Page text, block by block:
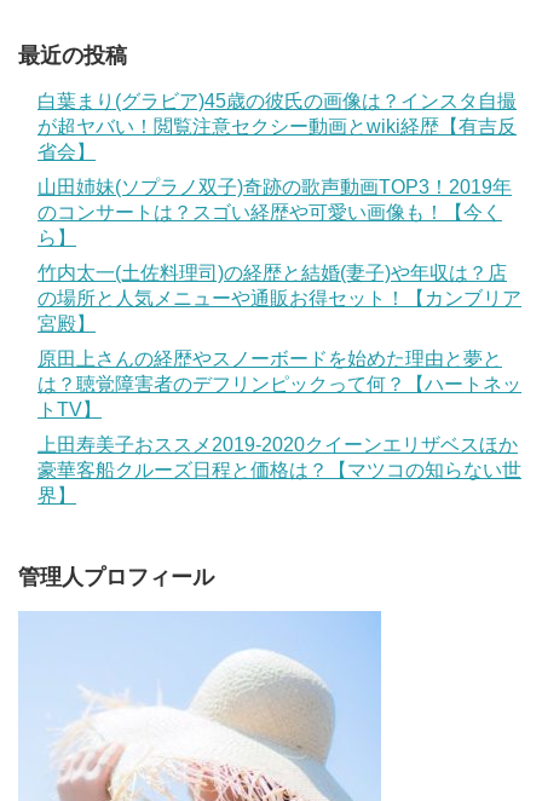
最近の投稿
白葉まり(グラビア)45歳の彼氏の画像は？インスタ自撮
が超ヤバい！閲覧注意セクシー動画とwiki経歴【有吉反
省会】
山田姉妹(ソプラノ双子)奇跡の歌声動画TOP3！2019年
のコンサートは？スゴい経歴や可愛い画像も！【今く
ら】
竹内太一(土佐料理司)の経歴と結婚(妻子)や年収は？店
の場所と人気メニューや通販お得セット！【カンブリア
宮殿】
原田上さんの経歴やスノーボードを始めた理由と夢と
は？聴覚障害者のデフリンピックって何？【ハートネッ
トTV】
上田寿美子おススメ2019-2020クイーンエリザベスほか
豪華客船クルーズ日程と価格は？【マツコの知らない世
界】
管理人プロフィール